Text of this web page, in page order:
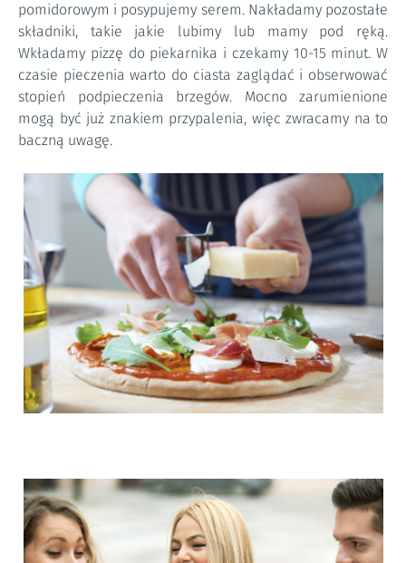
pomidorowym i posypujemy serem. Nakładamy pozostałe
składniki, takie jakie lubimy lub mamy pod ręką.
Wkładamy pizzę do piekarnika i czekamy 10-15 minut. W
czasie pieczenia warto do ciasta zaglądać i obserwować
stopień podpieczenia brzegów. Mocno zarumienione
mogą być już znakiem przypalenia, więc zwracamy na to
baczną uwagę.